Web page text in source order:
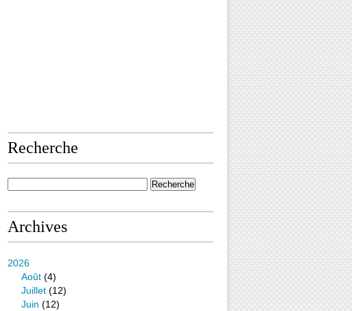
Recherche
Archives
2026
Août (4)
Juillet (12)
Juin (12)